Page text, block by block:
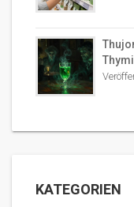
KATEGORIEN